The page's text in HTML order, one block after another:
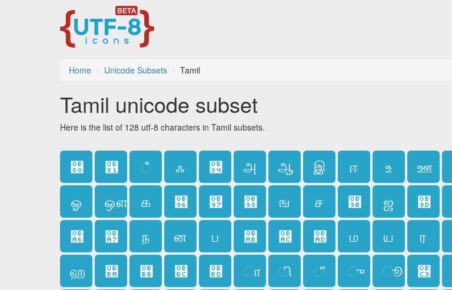
Home Unicode Subsets Tamil
Tamil unicode subset
Here is the list of 128 utf-8 characters in Tamil subsets.
஀ ஁ ஂ ஃ ஄ அ ஆ இ ஈ உ ஊ
ஓ
ஔ க ஖ ஗ ஘ ங ச ஛ ஜ ஝
஦
஧ ந ன ப ஫ ஬ ஭ ம ய ர
ஹ
஺ ஻ ஼ ஽ ா ி ீ ு ூ ௃